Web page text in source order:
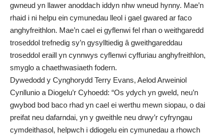
gwneud yn llawer anoddach iddyn nhw wneud hynny. Mae’n
rhaid i ni helpu ein cymunedau lleol i gael gwared ar faco
anghyfreithlon. Mae’n cael ei gyflenwi fel rhan o weithgaredd
troseddol trefnedig sy’n gysylltiedig â gweithgareddau
troseddol eraill yn cynnwys cyflenwi cyffuriau anghyfreithlon,
smyglo a chaethwasiaeth fodern.
Dywedodd y Cynghorydd Terry Evans, Aelod Arweiniol
Cynllunio a Diogelu’r Cyhoedd: “Os ydych yn gweld, neu’n
gwybod bod baco rhad yn cael ei werthu mewn siopau, o dai
preifat neu dafarndai, yn y gweithle neu drwy’r cyfryngau
cymdeithasol, helpwch i ddiogelu ein cymunedau a rhowch